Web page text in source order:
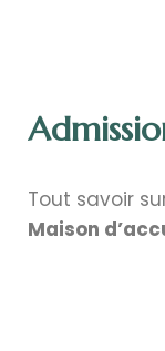
Tout savoir
Maison